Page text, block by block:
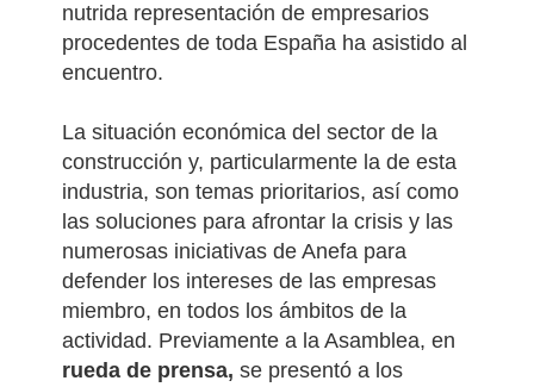
nutrida representación de empresarios
procedentes de toda España ha asistido al
encuentro.
La situación económica del sector de la
construcción y, particularmente la de esta
industria, son temas prioritarios, así como
las soluciones para afrontar la crisis y las
numerosas iniciativas de Anefa para
defender los intereses de las empresas
miembro, en todos los ámbitos de la
actividad. Previamente a la Asamblea, en
rueda de prensa,se presentó a los